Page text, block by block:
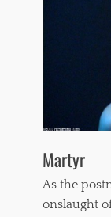
Martyr
As the
onslaught